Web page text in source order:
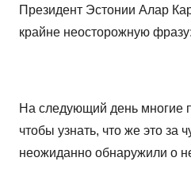
Президент Эстонии Алар
крайне неосторожную фразу:
На следующий день многие
чтобы узнать, что же это за
неожиданно обнаружили о